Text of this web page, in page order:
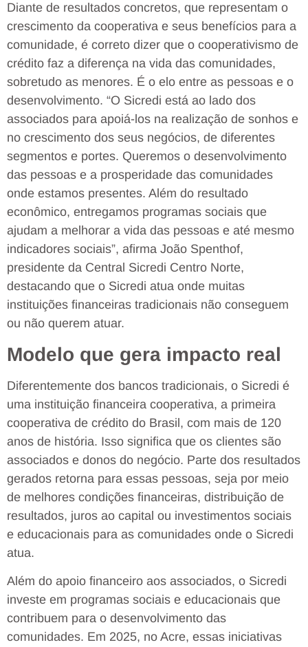
Diante de resultados concretos, que representam o
crescimento da cooperativa e seus benefícios para a
comunidade, é correto dizer que o cooperativismo de
crédito faz a diferença na vida das comunidades,
sobretudo as menores. É o elo entre as pessoas e o
desenvolvimento. “O Sicredi está ao lado dos
associados para apoiá-los na realização de sonhos e
no crescimento dos seus negócios, de diferentes
segmentos e portes. Queremos o desenvolvimento
das pessoas e a prosperidade das comunidades
onde estamos presentes. Além do resultado
econômico, entregamos programas sociais que
ajudam a melhorar a vida das pessoas e até mesmo
indicadores sociais”, afirma João Spenthof,
presidente da Central Sicredi Centro Norte,
destacando que o Sicredi atua onde muitas
instituições financeiras tradicionais não conseguem
ou não querem atuar.
Modelo que gera impacto real
Diferentemente dos bancos tradicionais, o Sicredi é
uma instituição financeira cooperativa, a primeira
cooperativa de crédito do Brasil, com mais de 120
anos de história. Isso significa que os clientes são
associados e donos do negócio. Parte dos resultados
gerados retorna para essas pessoas, seja por meio
de melhores condições financeiras, distribuição de
resultados, juros ao capital ou investimentos sociais
e educacionais para as comunidades onde o Sicredi
atua.
Além do apoio financeiro aos associados, o Sicredi
investe em programas sociais e educacionais que
contribuem para o desenvolvimento das
comunidades. Em 2025, no Acre, essas iniciativas